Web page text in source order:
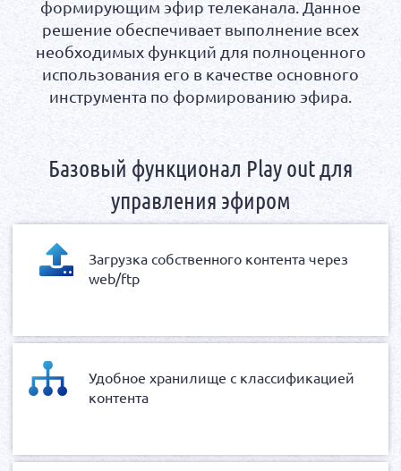
формирующим эфир телеканала. Данное
решение обеспечивает выполнение всех
необходимых функций для полноценного
использования его в качестве основного
инструмента по формированию эфира.
Базовый функционал Play out для
управления эфиром
Загрузка собственного контента через
web/ftp
Удобное хранилище с классификацией
контента